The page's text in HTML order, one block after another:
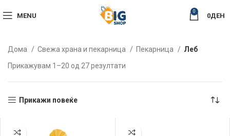
MENU
0
0ДЕН
Дома Свежа храна и пекарница Пекарница
Леб
Прикажувам 1–20 од 27 резултати
Прикажи повеќе